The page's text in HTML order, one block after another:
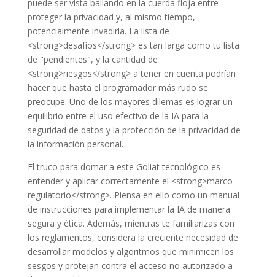
puede ser vista bailando en la cuerda floja entre
proteger la privacidad y, al mismo tiempo,
potencialmente invadirla. La lista de
<strong>desafíos</strong> es tan larga como tu lista
de "pendientes", y la cantidad de
<strong>riesgos</strong> a tener en cuenta podrían
hacer que hasta el programador más rudo se
preocupe. Uno de los mayores dilemas es lograr un
equilibrio entre el uso efectivo de la IA para la
seguridad de datos y la protección de la privacidad de
la información personal.
El truco para domar a este Goliat tecnológico es
entender y aplicar correctamente el <strong>marco
regulatorio</strong>. Piensa en ello como un manual
de instrucciones para implementar la IA de manera
segura y ética. Además, mientras te familiarizas con
los reglamentos, considera la creciente necesidad de
desarrollar modelos y algoritmos que minimicen los
sesgos y protejan contra el acceso no autorizado a